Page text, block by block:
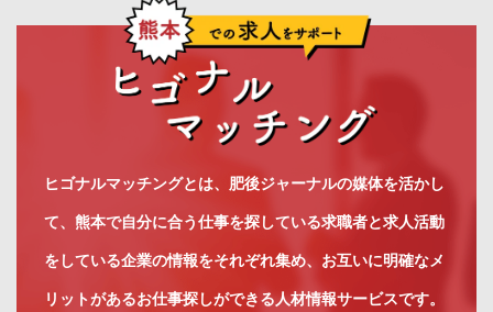
ヒゴナルマッチングとは、肥後ジャーナルの媒体を活かし
て、熊本で自分に合う仕事を探している求職者と求人活動
をしている企業の情報をそれぞれ集め、お互いに明確なメ
リットがあるお仕事探しができる人材情報サービスです。